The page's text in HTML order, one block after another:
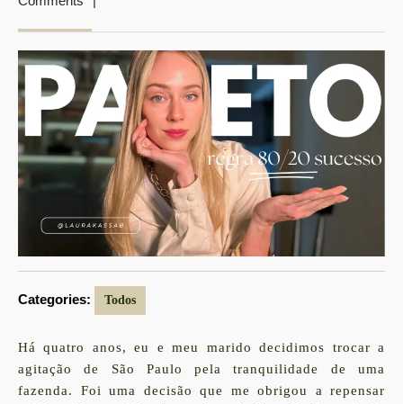
2024
Categories: Todos
Há quatro anos, eu e meu marido decidimos trocar a
agitação de São Paulo pela tranquilidade de uma
fazenda. Foi uma decisão que me obrigou a repensar